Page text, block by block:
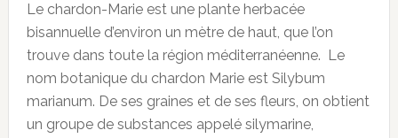
Le chardon-Marie est une plante herbacée
bisannuelle d’environ un mètre de haut, que l’on
trouve dans toute la région méditerranéenne. Le
nom botanique du chardon Marie est Silybum
marianum. De ses graines et de ses fleurs, on obtient
un groupe de substances appelé silymarine,